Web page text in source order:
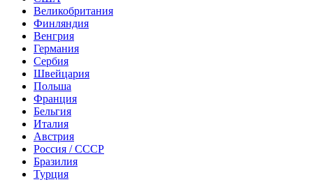
Великобритания
Финляндия
Венгрия
Германия
Сербия
Швейцария
Польша
Франция
Бельгия
Италия
Австрия
Россия / СССР
Бразилия
Турция